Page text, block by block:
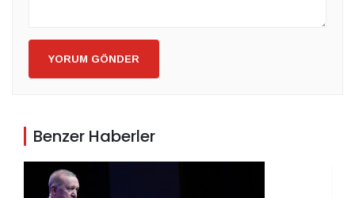
YORUM GÖNDER
Benzer Haberler